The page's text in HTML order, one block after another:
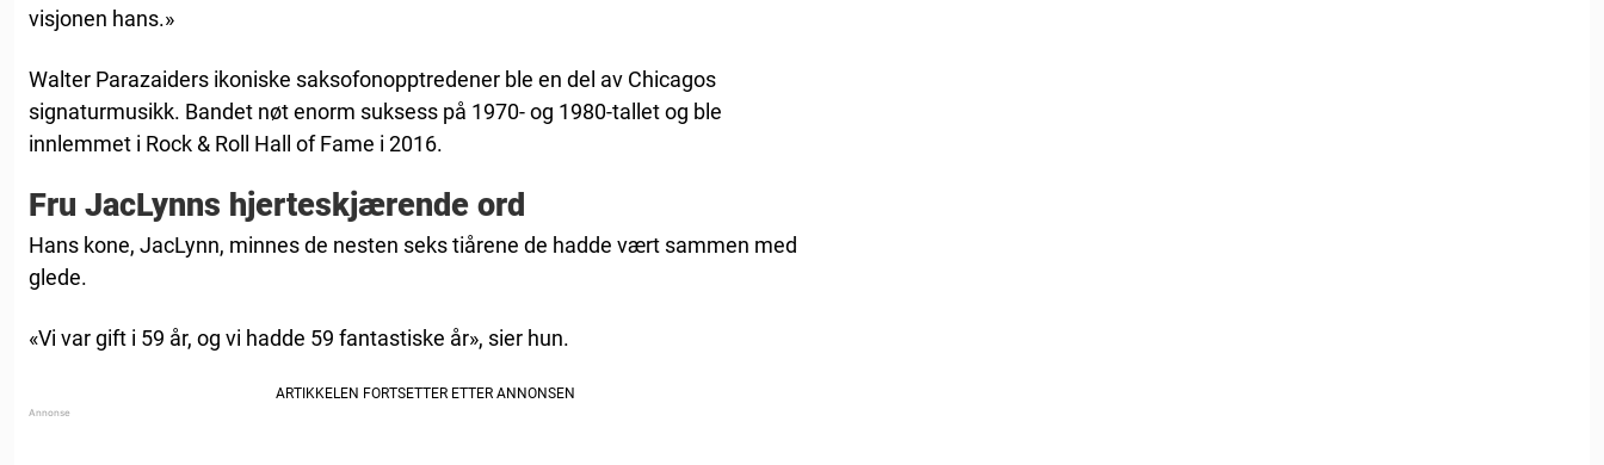
visjonen hans.»
Walter Parazaiders ikoniske saksofonopptredener ble en del av Chicagos
signaturmusikk. Bandet nøt enorm suksess på 1970- og 1980-tallet og ble
innlemmet i Rock & Roll Hall of Fame i 2016.
Fru JacLynns hjerteskjærende ord
Hans kone, JacLynn, minnes de nesten seks tiårene de hadde vært sammen med
glede.
«Vi var gift i 59 år, og vi hadde 59 fantastiske år», sier hun.